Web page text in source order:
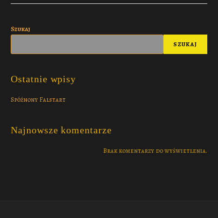
Szukaj
SZUKAJ
Ostatnie wpisy
Spóźnony Falstart
Najnowsze komentarze
Brak komentarzy do wyświetlenia.